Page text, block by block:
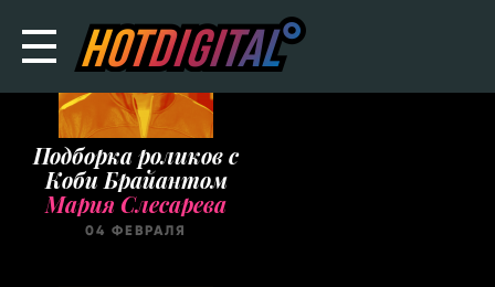
Подборка роликов с
Коби Брайантом
Мария Слесарева
04 ФЕВРАЛЯ